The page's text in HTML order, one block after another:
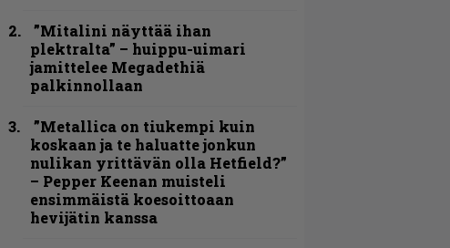
”Mitalini näyttää ihan
plektralta” – huippu-uimari
jamittelee Megadethiä
palkinnollaan
”Metallica on tiukempi kuin
koskaan ja te haluatte jonkun
nulikan yrittävän olla Hetfield?”
– Pepper Keenan muisteli
ensimmäistä koesoittoaan
hevijätin kanssa